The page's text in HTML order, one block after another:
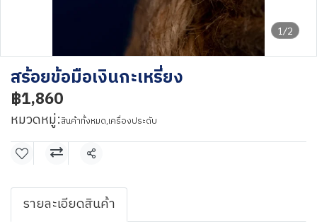
1/2
สร้อยข้อมือเงินกะเหรี่ยง
฿1,860
หมวดหมู่:สินค้าทั้งหมด,เครื่องประดับ
แชร์
รายละเอียดสินค้า